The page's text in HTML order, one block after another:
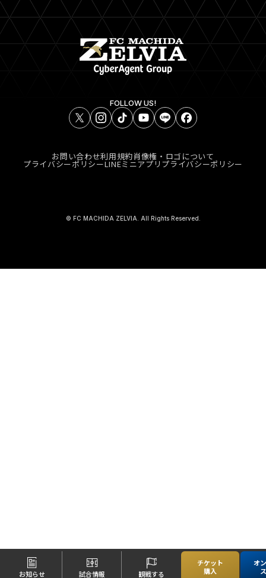
お知らせ 試合情報 観戦する
チケット
購入
オ
FOLLOW US!
お問い合わせ利用規約肖像権・ロゴについて
プライバシーポリシーLINEミニアプリプライバシーポリシー
© FC MACHIDA ZELVIA. All Rights Reserved.